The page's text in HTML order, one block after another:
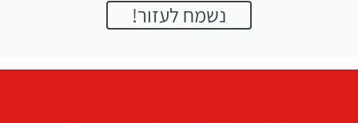
נשמח לעזור!